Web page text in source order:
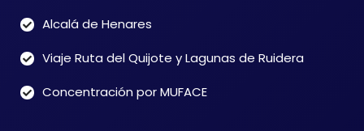
Alcalá de Henares
Viaje Ruta del Quijote y Lagunas de Ruidera
Concentración por MUFACE